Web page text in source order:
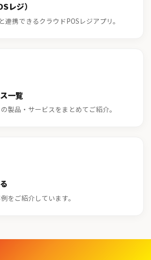
レジ）
携できるクラウドPOSレジアプリ。
一覧
製品・サービスをまとめてご紹介。
をご紹介しています。